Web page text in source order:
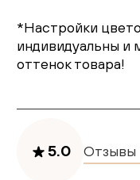
*Настройки
индивидуальны и
оттенок товара!
5.0 Отзывы